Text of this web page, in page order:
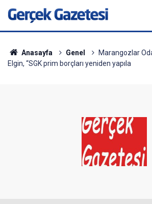
Anasayfa Genel
Marangozlar
Elgin, “SGK prim borçları yeniden yapıla